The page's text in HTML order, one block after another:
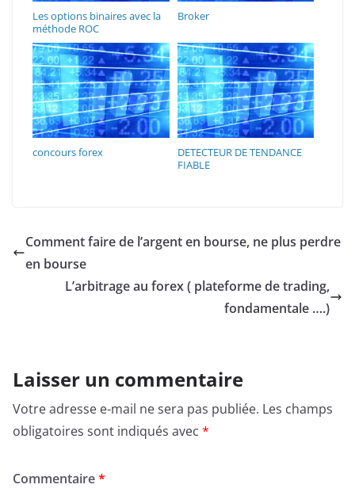
Les options binaires avec la
méthode ROC
Broker
concours forex
DETECTEUR DE TENDANCE
FIABLE
Comment faire de l’argent en bourse, ne plus perdre
en bourse
L’arbitrage au forex ( plateforme de trading,
fondamentale ….)
Laisser un commentaire
Votre adresse e-mail ne sera pas publiée. Les champs
obligatoires sont indiqués avec *
Commentaire*